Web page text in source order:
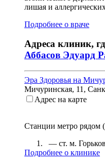
лишая и
Подробнее о враче
Адреса клиник,
Аббасов Эдуард
Эра Здоровья на
Мичуринская, 11 ,
Адрес на карте
Станции метро рядом (
— ст. м.
Подробнее о клинике